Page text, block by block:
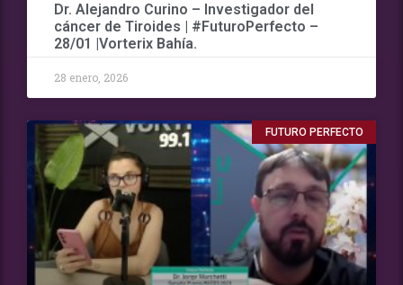
Dr. Alejandro Curino – Investigador del
cáncer de Tiroides | #FuturoPerfecto –
28/01 |Vorterix Bahía.
28 enero, 2026
FUTURO PERFECTO